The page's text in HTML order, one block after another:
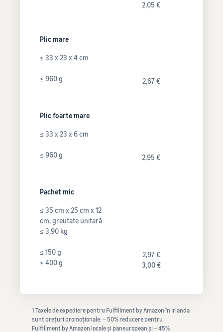
2,05 €
Plic mare
≤ 33 x 23 x 4 cm
≤ 960 g 2,67 €
Plic foarte mare
≤ 33 x 23 x 6 cm
≤ 960 g 2,95 €
Pachet mic
≤ 35 cm x 25 cm x 12
cm, greutate unitară
≤ 3,90 kg
≤ 150 g
≤ 400 g
2,97 €
3,00 €
1 Taxele de expediere pentru Fulfillment by Amazon în Irlanda
sunt prețuri promoționale: − 50% reducere pentru
Fulfillment by Amazon locale și paneuropean și − 45%